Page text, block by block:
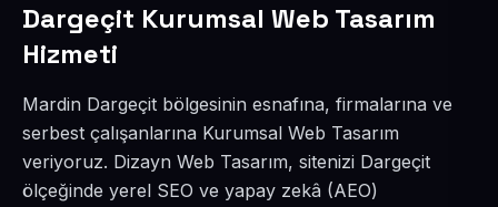
Dargeçit Kurumsal Web Tasarım
Hizmeti
Mardin Dargeçit bölgesinin esnafına, firmalarına ve
serbest çalışanlarına Kurumsal Web Tasarım
veriyoruz. Dizayn Web Tasarım, sitenizi Dargeçit
ölçeğinde yerel SEO ve yapay zekâ (AEO)